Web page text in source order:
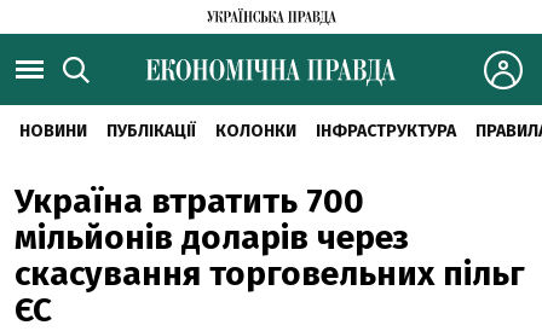
НОВИНИ ПУБЛІКАЦІЇ КОЛОНКИ ІНФРАСТРУКТУРА
Україна втратить 700
мільйонів доларів через
скасування торговельних пільг
ЄС